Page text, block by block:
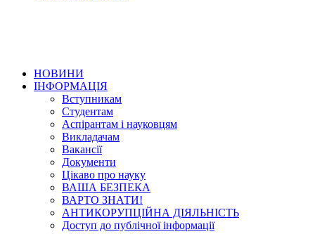
НОВИНИ
ІНФОРМАЦІЯ
Вступникам
Студентам
Аспірантам і науковцям
Викладачам
Вакансії
Документи
Цікаво про науку
ВАША БЕЗПЕКА
ВАРТО ЗНАТИ!
АНТИКОРУПЦІЙНА ДІЯЛЬНІСТЬ
Доступ до публічної інформації